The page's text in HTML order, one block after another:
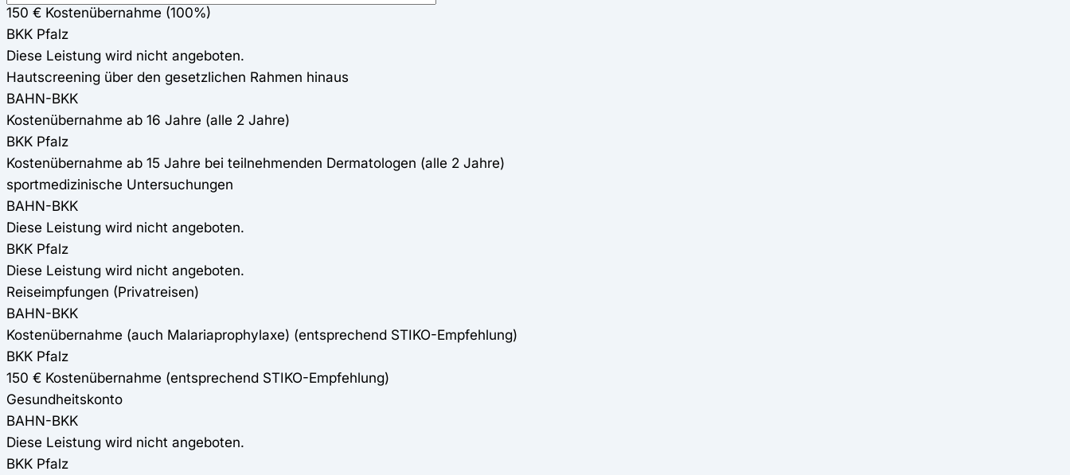
150 € Kostenübernahme (100%)
BKK Pfalz
Diese Leistung wird nicht angeboten.
Hautscreening über den gesetzlichen Rahmen hinaus
BAHN-BKK
Kostenübernahme ab 16 Jahre (alle 2 Jahre)
BKK Pfalz
Kostenübernahme ab 15 Jahre bei teilnehmenden Dermatologen (alle 2 Jahre)
sportmedizinische Untersuchungen
BAHN-BKK
Diese Leistung wird nicht angeboten.
BKK Pfalz
Diese Leistung wird nicht angeboten.
Reiseimpfungen (Privatreisen)
BAHN-BKK
Kostenübernahme (auch Malariaprophylaxe) (entsprechend STIKO-Empfehlung)
BKK Pfalz
150 € Kostenübernahme (entsprechend STIKO-Empfehlung)
Gesundheitskonto
BAHN-BKK
Diese Leistung wird nicht angeboten.
BKK Pfalz